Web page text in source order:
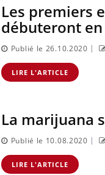
Les premiers
débuteront en
Publié le 26.10.2020 |
LIRE L'ARTICLE
La marijuana
Publié le 10.08.2020 |
LIRE L'ARTICLE